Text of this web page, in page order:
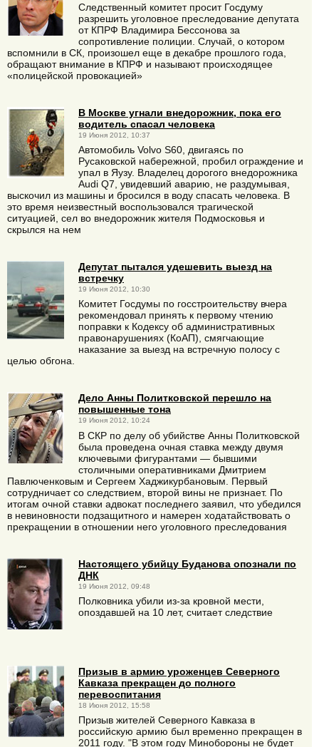
Следственный комитет просит Госдуму
разрешить уголовное преследование депутата
от КПРФ Владимира Бессонова за
сопротивление полиции. Случай, о котором
вспомнили в СК, произошел еще в декабре прошлого года,
обращают внимание в КПРФ и называют происходящее
«полицейской провокацией»
В Москве угнали внедорожник, пока его
водитель спасал человека
19 Июня 2012, 10:37
Автомобиль Volvo S60, двигаясь по
Русаковской набережной, пробил ограждение и
упал в Яузу. Владелец дорогого внедорожника
Audi Q7, увидевший аварию, не раздумывая,
выскочил из машины и бросился в воду спасать человека. В
это время неизвестный воспользовался трагической
ситуацией, сел во внедорожник жителя Подмосковья и
скрылся на нем
Депутат пытался удешевить выезд на
встречку
19 Июня 2012, 10:30
Комитет Госдумы по госстроительству вчера
рекомендовал принять к первому чтению
поправки к Кодексу об административных
правонарушениях (КоАП), смягчающие
наказание за выезд на встречную полосу с
целью обгона.
Дело Анны Политковской перешло на
повышенные тона
19 Июня 2012, 10:24
В СКР по делу об убийстве Анны Политковской
была проведена очная ставка между двумя
ключевыми фигурантами — бывшими
столичными оперативниками Дмитрием
Павлюченковым и Сергеем Хаджикурбановым. Первый
сотрудничает со следствием, второй вины не признает. По
итогам очной ставки адвокат последнего заявил, что убедился
в невиновности подзащитного и намерен ходатайствовать о
прекращении в отношении него уголовного преследования
Настоящего убийцу Буданова опознали по
ДНК
19 Июня 2012, 09:48
Полковника убили из-за кровной мести,
опоздавшей на 10 лет, считает следствие
Призыв в армию уроженцев Северного
Кавказа прекращен до полного
перевоспитания
18 Июня 2012, 15:58
Призыв жителей Северного Кавказа в
российскую армию был временно прекращен в
2011 году. "В этом году Минобороны не будет